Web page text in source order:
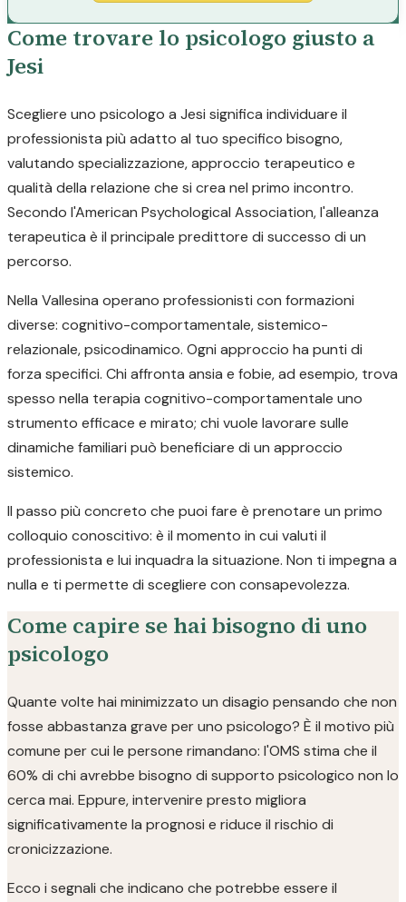
Come trovare lo psicologo giusto a
Jesi
Scegliere uno psicologo a Jesi significa individuare il
professionista più adatto al tuo specifico bisogno,
valutando specializzazione, approccio terapeutico e
qualità della relazione che si crea nel primo incontro.
Secondo l'American Psychological Association, l'alleanza
terapeutica è il principale predittore di successo di un
percorso.
Nella Vallesina operano professionisti con formazioni
diverse: cognitivo-comportamentale, sistemico-
relazionale, psicodinamico. Ogni approccio ha punti di
forza specifici. Chi affronta ansia e fobie, ad esempio, trova
spesso nella terapia cognitivo-comportamentale uno
strumento efficace e mirato; chi vuole lavorare sulle
dinamiche familiari può beneficiare di un approccio
sistemico.
Il passo più concreto che puoi fare è prenotare un primo
colloquio conoscitivo: è il momento in cui valuti il
professionista e lui inquadra la situazione. Non ti impegna a
nulla e ti permette di scegliere con consapevolezza.
Come capire se hai bisogno di uno
psicologo
Quante volte hai minimizzato un disagio pensando che non
fosse abbastanza grave per uno psicologo? È il motivo più
comune per cui le persone rimandano: l'OMS stima che il
60% di chi avrebbe bisogno di supporto psicologico non lo
cerca mai. Eppure, intervenire presto migliora
significativamente la prognosi e riduce il rischio di
cronicizzazione.
Ecco i segnali che indicano che potrebbe essere il